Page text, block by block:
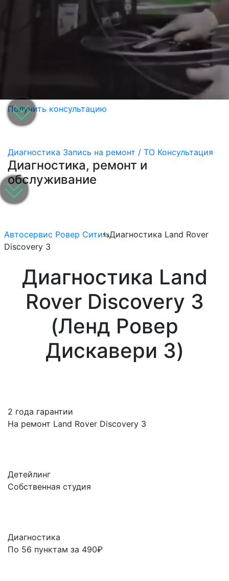
Получить консультацию
Диагностика Запись на ремонт / ТО Консультация
Диагностика, ремонт и
обслуживание
Автосервис Ровер Сити⇆Диагностика Land Rover
Discovery 3
Диагностика Land
Rover Discovery 3
(Ленд Ровер
Дискавери 3)
2 года гарантии
На ремонт Land Rover Discovery 3
Детейлинг
Собственная студия
Диагностика
По 56 пунктам за 490₽